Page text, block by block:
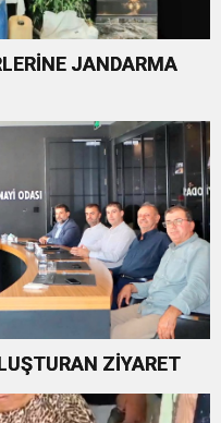
JANDARMA
ZİYARET